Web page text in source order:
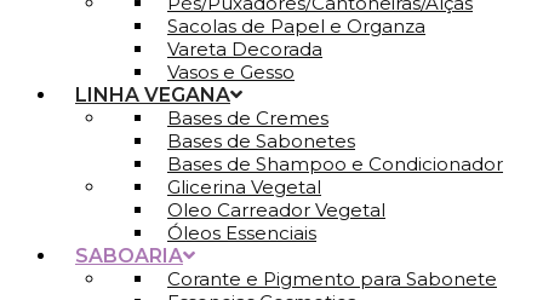
Sacolas de Papel e Organza
Vareta Decorada
Vasos e Gesso
LINHA VEGANA
Bases de Cremes
Bases de Sabonetes
Bases de Shampoo e Condicionador
Glicerina Vegetal
Oleo Carreador Vegetal
Óleos Essenciais
SABOARIA
Corante e Pigmento para Sabonete